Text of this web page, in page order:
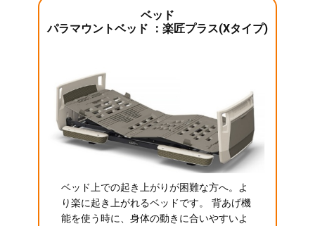
ベッド
パラマウントベッド ：楽匠プラス(Xタイプ)
ベッド上での起き上がりが困難な方へ。よ
り楽に起き上がれるベッドです。 背あげ機
能を使う時に、身体の動きに合いやすいよ